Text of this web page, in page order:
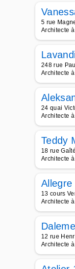
5 rue
Architecte
248 rue
Architecte
24 quai
Architecte
Teddy
18 rue
Architecte
Allegre
13 cours
Architecte
12 rue
Architecte